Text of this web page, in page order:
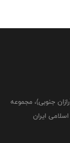
جنوبی)، مجموعه
ایران